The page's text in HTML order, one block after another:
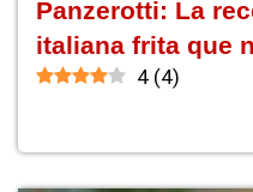
Panzerotti: La
italiana frita que
4 (4)